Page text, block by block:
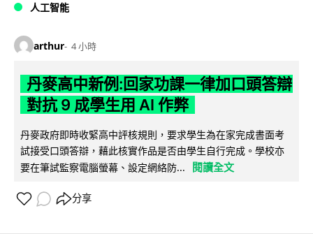
人工智能
arthur 4 小時
丹麥高中新例:回家功課一律加口頭答辯
對抗 9 成學生用 AI 作弊
丹麥政府即時收緊高中評核規則，要求學生為在家完成書面考
試接受口頭答辯，藉此核實作品是否由學生自行完成。學校亦
要在筆試監察電腦螢幕、設定網絡防...
閱讀全文
分享